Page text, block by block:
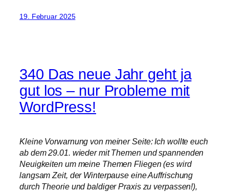
19. Februar 2025
340 Das neue Jahr geht ja
gut los – nur Probleme mit
WordPress!
Kleine Vorwarnung von meiner Seite: Ich wollte euch
ab dem 29.01. wieder mit Themen und spannenden
Neuigkeiten um meine Themen Fliegen (es wird
langsam Zeit, der Winterpause eine Auffrischung
durch Theorie und baldiger Praxis zu verpassen!),